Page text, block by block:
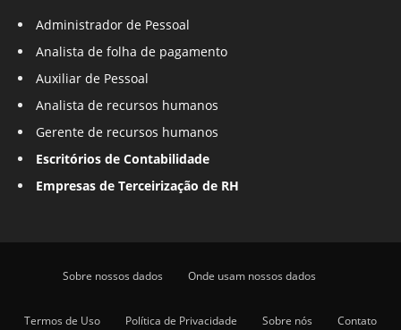
Administrador de Pessoal
Analista de folha de pagamento
Auxiliar de Pessoal
Analista de recursos humanos
Gerente de recursos humanos
Escritórios de Contabilidade
Empresas de Terceirização de RH
Sobre nossos dados Onde usam nossos dados
Termos de Uso Política de Privacidade Sobre nós Contato